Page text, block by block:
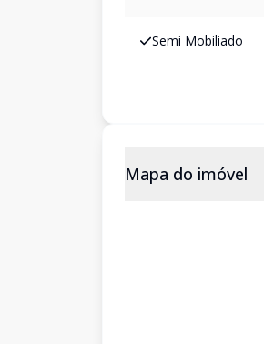
Semi Mobiliado
Mapa do imóvel